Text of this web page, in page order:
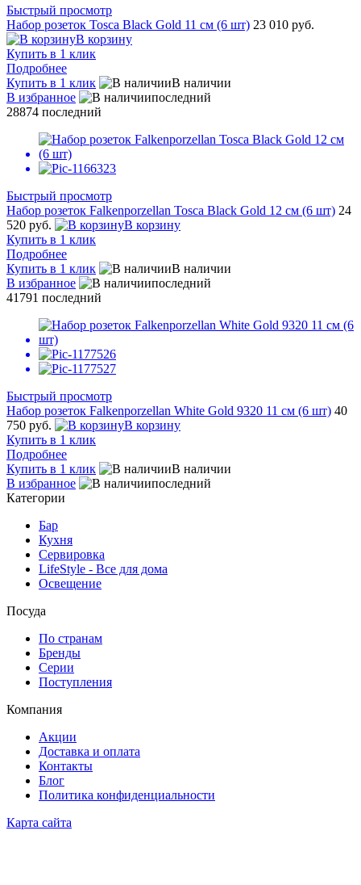
Быстрый просмотр
Набор розеток Tosca Black Gold 11 см (6 шт) 23 010 руб.
В корзину
Купить в 1 клик
Подробнее
Купить в 1 клик
В наличии
В избранное
последний
28874 последний
Быстрый просмотр
Набор розеток Falkenporzellan Tosca Black Gold 12 см (6 шт) 24
520 руб.
В корзину
Купить в 1 клик
Подробнее
Купить в 1 клик
В наличии
В избранное
последний
41791 последний
Быстрый просмотр
Набор розеток Falkenporzellan White Gold 9320 11 см (6 шт) 40
750 руб.
В корзину
Купить в 1 клик
Подробнее
Купить в 1 клик
В наличии
В избранное
последний
Категории
Бар
Кухня
Сервировка
LifeStyle - Все для дома
Освещение
Посуда
По странам
Бренды
Серии
Поступления
Компания
Акции
Доставка и оплата
Контакты
Блог
Политика конфиденциальности
Карта сайта